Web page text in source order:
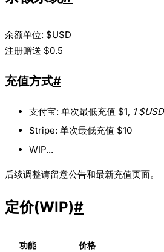
余额单位: $USD
注册赠送 $0.5
充值方式#
支付宝: 单次最低充值 $1, 1
Stripe: 单次最低充值 $10
WIP...
后续调整请留意公告和最新充值页面。
定价(WIP)#
功能 价格